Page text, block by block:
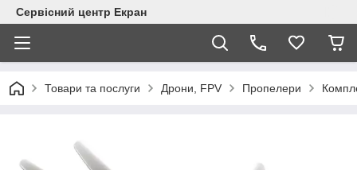
Сервісний центр Екран
Товари та послуги Дрони, FPV Пропелери